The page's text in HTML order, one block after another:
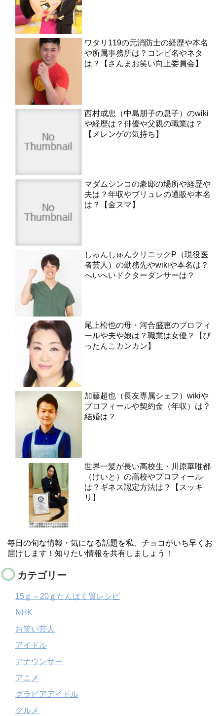
ワタリ119の元消防士の経歴や本名
や所属事務所は？コンビ名やネタ
は？【さんまお笑い向上委員会】
西村成忠（中島朋子の息子）のwiki
や経歴は？俳優や父親の職業は？
【メレンゲの気持ち】
マダムシンコの豪邸の場所や経歴や
夫は？年収やブリュレの通販や本名
は？【金スマ】
しゅんしゅんクリニックP（現役医
者芸人）の勤務先やwikiや本名は？
へいへいドクターダンサーは？
尾上松也の母・河合盛恵のプロフィ
ールや夫や娘は？職業は女優？【ぴ
ったんこカンカン】
加藤超也（長友専属シェフ）wikiや
プロフィールや契約金（年収）は？
結婚は？
世界一髪が長い高校生・川原華唯都
（けいと）の高校やプロフィール
は？ギネス認定方法は？【スッキ
リ】
毎日の旬な情報・気になる話題を私、チョコがいち早くお
届けします！知りたい情報を共有しましょう！
カテゴリー
15ｇ～20ｇたんぱく質レシピ
NHK
お笑い芸人
アイドル
アナウンサー
アニメ
グラビアアイドル
グルメ